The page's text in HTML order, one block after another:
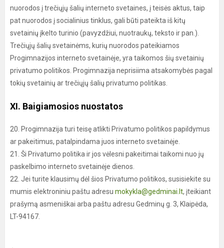
nuorodos į trečiųjų šalių interneto svetaines, į teisės aktus, taip
pat nuorodos į socialinius tinklus, gali būti pateikta iš kitų
svetainių įkelto turinio (pavyzdžiui, nuotraukų, teksto ir pan.).
Trečiųjų šalių svetainėms, kurių nuorodos pateikiamos
Progimnazijos interneto svetainėje, yra taikomos šių svetainių
privatumo politikos. Progimnazija neprisiima atsakomybės pagal
tokių svetainių ar trečiųjų šalių privatumo politikas.
XI. Baigiamosios nuostatos
20. Progimnazija turi teisę atlikti Privatumo politikos papildymus
ar pakeitimus, patalpindama juos interneto svetainėje.
21. Ši Privatumo politika ir jos vėlesni pakeitimai taikomi nuo jų
paskelbimo interneto svetainėje dienos.
22. Jei turite klausimų dėl šios Privatumo politikos, susisiekite su
mumis elektroniniu paštu adresu mokykla@gedminai.lt, įteikiant
prašymą asmeniškai arba paštu adresu Gedminų g. 3, Klaipėda,
LT-94167.